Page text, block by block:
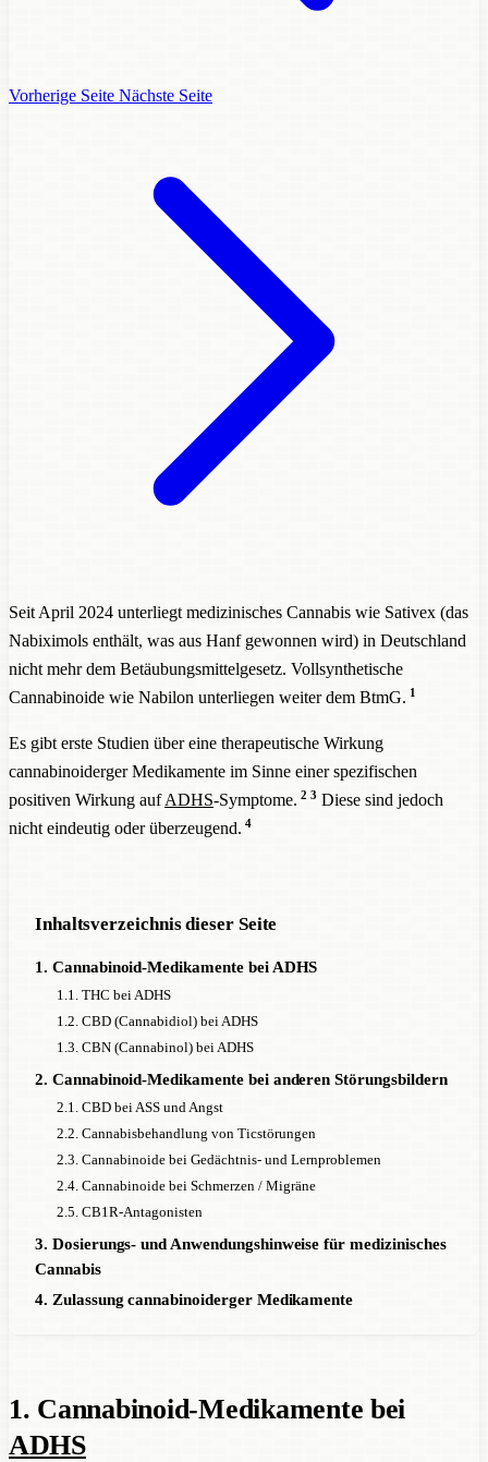
Vorherige Seite Nächste Seite
Seit April 2024 unterliegt medizinisches Cannabis wie Sativex (das
Nabiximols enthält, was aus Hanf gewonnen wird) in Deutschland
nicht mehr dem Betäubungsmittelgesetz. Vollsynthetische
Cannabinoide wie Nabilon unterliegen weiter dem BtmG. 1
Es gibt erste Studien über eine therapeutische Wirkung
cannabinoiderger Medikamente im Sinne einer spezifischen
positiven Wirkung aufADHS-Symptome. 2 3Diese sind jedoch
nicht eindeutig oder überzeugend. 4
Inhaltsverzeichnis dieser Seite
1. Cannabinoid-Medikamente bei ADHS
1.1. THC bei ADHS
1.2. CBD (Cannabidiol) bei ADHS
1.3. CBN (Cannabinol) bei ADHS
2. Cannabinoid-Medikamente bei anderen Störungsbildern
2.1. CBD bei ASS und Angst
2.2. Cannabisbehandlung von Ticstörungen
2.3. Cannabinoide bei Gedächtnis- und Lernproblemen
2.4. Cannabinoide bei Schmerzen / Migräne
2.5. CB1R-Antagonisten
3. Dosierungs- und Anwendungshinweise für medizinisches
Cannabis
4. Zulassung cannabinoiderger Medikamente
1. Cannabinoid-Medikamente bei
ADHS